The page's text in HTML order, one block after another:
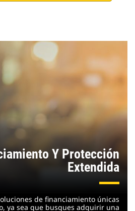
Y Protección
Extendida
de financiamiento únicas
ya sea que busques adquirir una